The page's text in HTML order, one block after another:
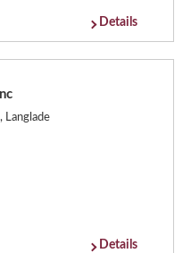
Details
Langlade
Details